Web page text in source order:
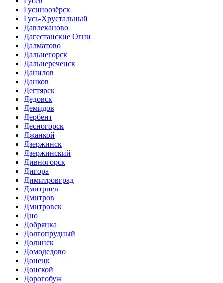
Гусиноозёрск
Гусь-Хрустальный
Давлеканово
Дагестанские Огни
Далматово
Дальнегорск
Дальнереченск
Данилов
Данков
Дегтярск
Дедовск
Демидов
Дербент
Десногорск
Джанкой
Дзержинск
Дзержинский
Дивногорск
Дигора
Димитровград
Дмитриев
Дмитров
Дмитровск
Дно
Добрянка
Долгопрудный
Долинск
Домодедово
Донецк
Донской
Дорогобуж